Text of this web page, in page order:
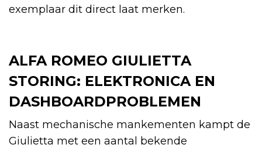
exemplaar dit direct laat merken.
ALFA ROMEO GIULIETTA
STORING: ELEKTRONICA EN
DASHBOARDPROBLEMEN
Naast mechanische mankementen kampt de
Giulietta met een aantal bekende